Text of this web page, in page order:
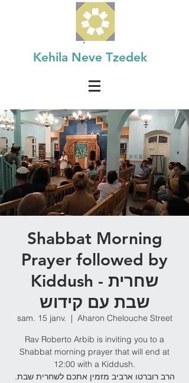
Kehila Neve Tzedek
Shabbat Morning
Prayer followed by
Kiddush - שחרית
שבת עם קידוש
sam. 15 janv.
  |
Aharon Chelouche Street
Rav Roberto Arbib is inviting you to a
Shabbat morning prayer that will end at
12:00 with a Kiddush.
.הרב רוברטו ארביב מזמין אתכם לשחרית שבת